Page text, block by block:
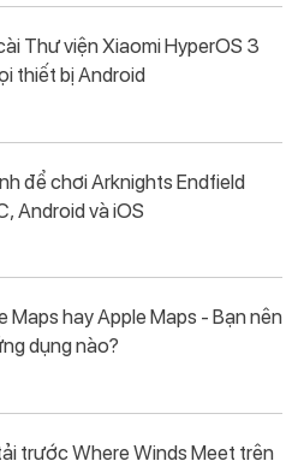
Thư viện Xiaomi HyperOS 3
thiết bị Android
để chơi Arknights Endfield
Android và iOS
Maps hay Apple Maps - Bạn nên
dụng nào?
trước Where Winds Meet trên